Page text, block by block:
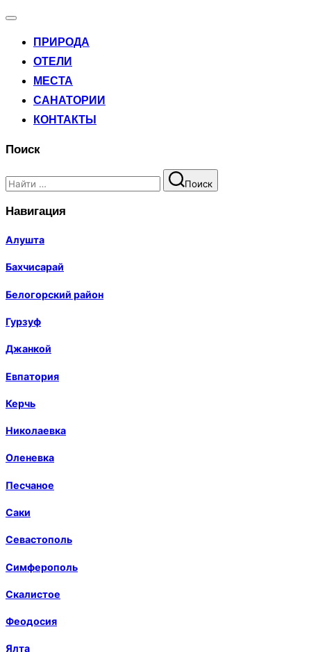
Переключатель
ПРИРОДА
ОТЕЛИ
МЕСТА
САНАТОРИИ
КОНТАКТЫ
Поиск
Поиск
по:
Поиск
Навигация
Алушта
Бахчисарай
Белогорский район
Гурзуф
Джанкой
Евпатория
Керчь
Николаевка
Оленевка
Песчаное
Саки
Севастополь
Симферополь
Скалистое
Феодосия
Ялта